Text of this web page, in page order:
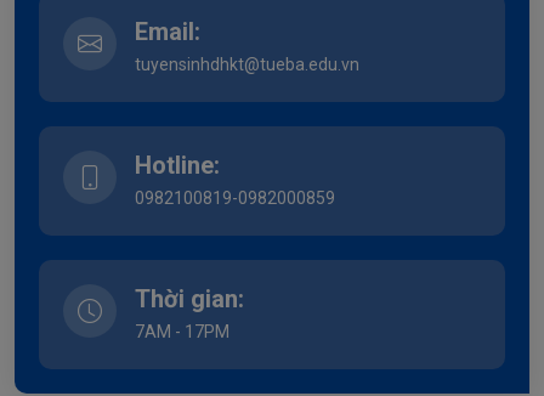
Email:
tuyensinhdhkt@tueba.edu.vn
Hotline:
0982100819-0982000859
Thời gian:
7AM - 17PM